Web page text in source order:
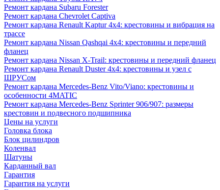
Ремонт кардана Subaru Forester
Ремонт кардана Chevrolet Captiva
Ремонт кардана Renault Kaptur 4x4: крестовины и вибрация на
трассе
Ремонт кардана Nissan Qashqai 4x4: крестовины и передний
фланец
Ремонт кардана Nissan X-Trail: крестовины и передний фланец
Ремонт кардана Renault Duster 4x4: крестовины и узел с
ШРУСом
Ремонт кардана Mercedes-Benz Vito/Viano: крестовины и
особенности 4MATIC
Ремонт кардана Mercedes-Benz Sprinter 906/907: размеры
крестовин и подвесного подшипника
Цены на услуги
Головка блока
Блок цилиндров
Коленвал
Шатуны
Карданный вал
Гарантия
Гарантия на услуги